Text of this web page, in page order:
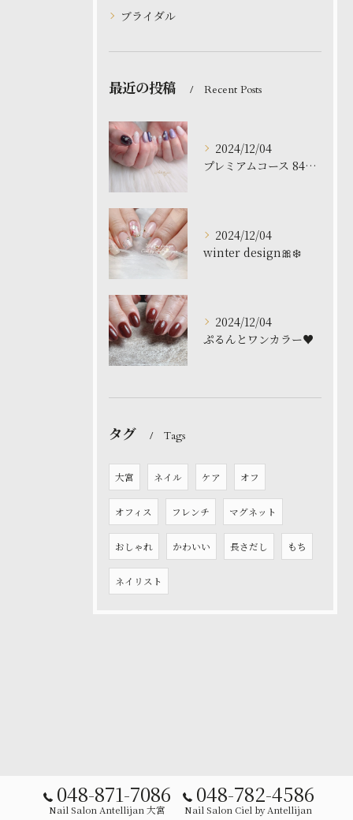
ブライダル
最近の投稿 Recent Posts
2024/12/04
プレミアムコース 8480円
2024/12/04
winter design🎀❄️
2024/12/04
ぷるんとワンカラー♥️
タグ Tags
大宮 ネイル ケア オフ
オフィス フレンチ マグネット
おしゃれ かわいい 長さだし もち
ネイリスト
048-871-7086
Nail Salon Antellijan 大宮
048-782-4586
Nail Salon Ciel by Antellijan